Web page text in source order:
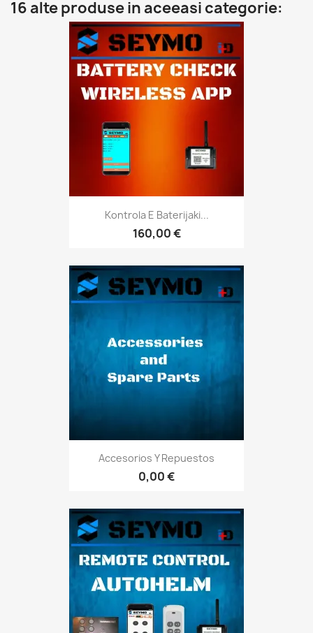
16 alte produse in aceeasi categorie:
Kontrola E Baterijaki...
160,00 €
Accesorios Y Repuestos
0,00 €